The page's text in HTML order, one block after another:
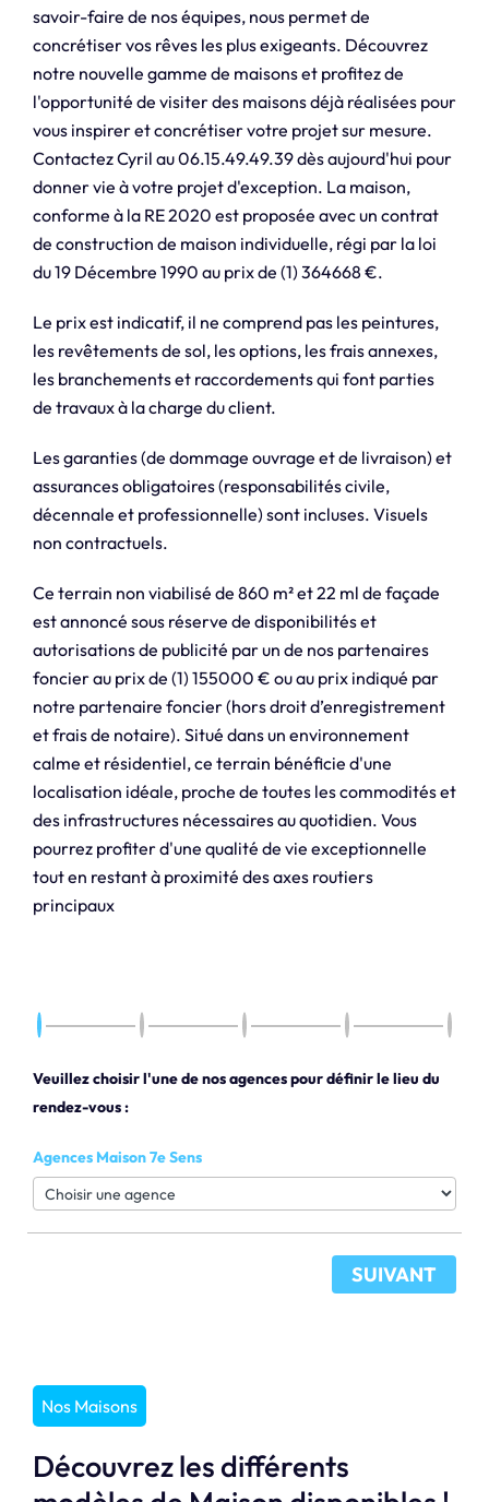
savoir-faire de nos équipes, nous permet de
concrétiser vos rêves les plus exigeants. Découvrez
notre nouvelle gamme de maisons et profitez de
l'opportunité de visiter des maisons déjà réalisées pour
vous inspirer et concrétiser votre projet sur mesure.
Contactez Cyril au 06.15.49.49.39 dès aujourd'hui pour
donner vie à votre projet d'exception. La maison,
conforme à la RE 2020 est proposée avec un contrat
de construction de maison individuelle, régi par la loi
du 19 Décembre 1990 au prix de (1) 364668 €.
Le prix est indicatif, il ne comprend pas les peintures,
les revêtements de sol, les options, les frais annexes,
les branchements et raccordements qui font parties
de travaux à la charge du client.
Les garanties (de dommage ouvrage et de livraison) et
assurances obligatoires (responsabilités civile,
décennale et professionnelle) sont incluses. Visuels
non contractuels.
Ce terrain non viabilisé de 860 m² et 22 ml de façade
est annoncé sous réserve de disponibilités et
autorisations de publicité par un de nos partenaires
foncier au prix de (1) 155000 € ou au prix indiqué par
notre partenaire foncier (hors droit d’enregistrement
et frais de notaire). Situé dans un environnement
calme et résidentiel, ce terrain bénéficie d'une
localisation idéale, proche de toutes les commodités et
des infrastructures nécessaires au quotidien. Vous
pourrez profiter d'une qualité de vie exceptionnelle
tout en restant à proximité des axes routiers
principaux
Veuillez choisir l'une de nos agences pour définir le lieu du
rendez-vous :
Agences Maison 7e Sens
SUIVANT
Nos Maisons
Découvrez les différents